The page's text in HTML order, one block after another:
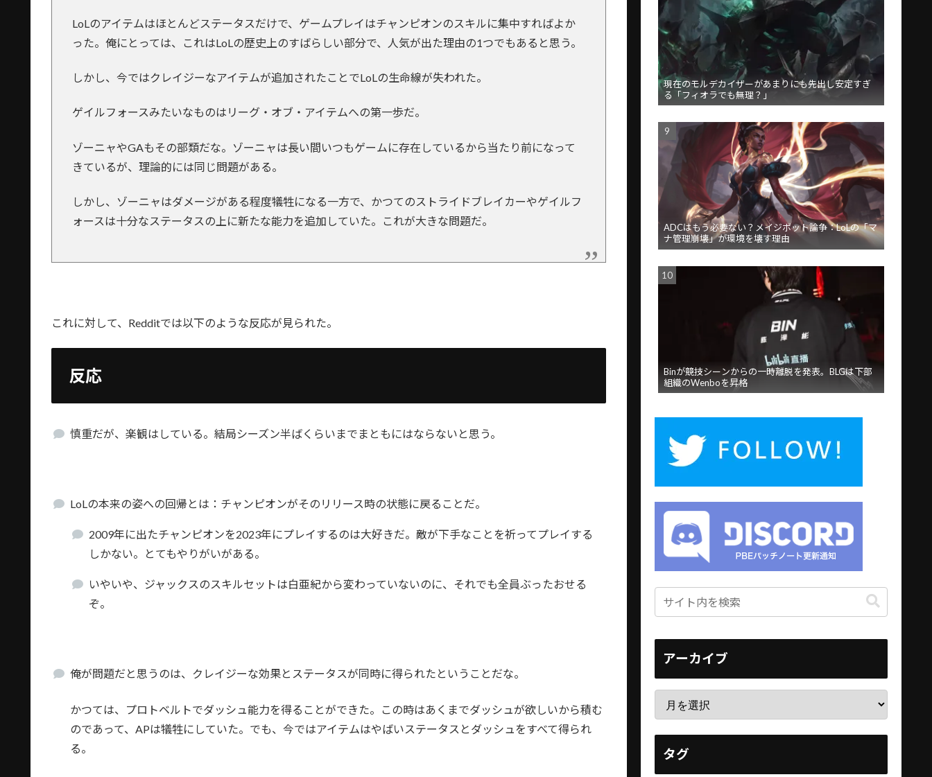
LoLのアイテムはほとんどステータスだけで、ゲームプレイはチャンピオンのスキルに集中すればよか
った。俺にとっては、これはLoLの歴史上のすばらしい部分で、人気が出た理由の1つでもあると思う。
しかし、今ではクレイジーなアイテムが追加されたことでLoLの生命線が失われた。
ゲイルフォースみたいなものはリーグ・オブ・アイテムへの第一歩だ。
ゾーニャやGAもその部類だな。ゾーニャは長い間いつもゲームに存在しているから当たり前になって
きているが、理論的には同じ問題がある。
しかし、ゾーニャはダメージがある程度犠牲になる一方で、かつてのストライドブレイカーやゲイルフ
ォースは十分なステータスの上に新たな能力を追加していた。これが大きな問題だ。
これに対して、Redditでは以下のような反応が見られた。
反応
慎重だが、楽観はしている。結局シーズン半ばくらいまでまともにはならないと思う。
LoLの本来の姿への回帰とは：チャンピオンがそのリリース時の状態に戻ることだ。
2009年に出たチャンピオンを2023年にプレイするのは大好きだ。敵が下手なことを祈ってプレイする
しかない。とてもやりがいがある。
いやいや、ジャックスのスキルセットは白亜紀から変わっていないのに、それでも全員ぶったおせる
ぞ。
俺が問題だと思うのは、クレイジーな効果とステータスが同時に得られたということだな。
かつては、プロトベルトでダッシュ能力を得ることができた。この時はあくまでダッシュが欲しいから積む
のであって、APは犠牲にしていた。でも、今ではアイテムはやばいステータスとダッシュをすべて得られ
る。
現在のモルデカイザーがあまりにも先出し安定すぎ
る「フィオラでも無理？」
ADCはもう必要ない？メイジボット論争：LoLの「マ
ナ管理崩壊」が環境を壊す理由
Binが競技シーンからの一時離脱を発表。BLGは下部
組織のWenboを昇格
アーカイブ
タグ